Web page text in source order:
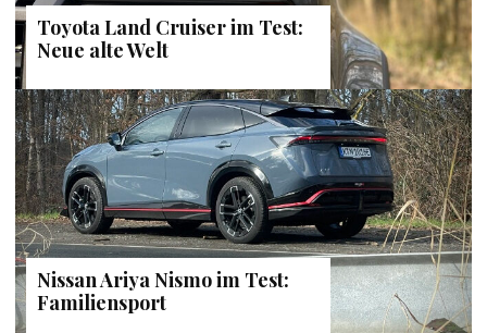
Toyota Land Cruiser im Test:
Neue alte Welt
Nissan Ariya Nismo im Test:
Familiensport